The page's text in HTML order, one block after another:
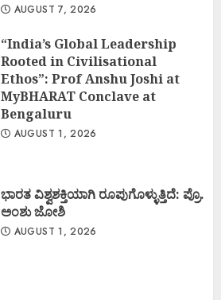
AUGUST 7, 2026
“India’s Global Leadership
Rooted in Civilisational
Ethos”: Prof Anshu Joshi at
MyBHARAT Conclave at
Bengaluru
AUGUST 1, 2026
ಭಾರತ ವಿಶ್ವಶಕ್ತಿಯಾಗಿ ರೂಪುಗೊಳ್ಳುತ್ತಿದೆ: ಪ್ರೊ.
ಅಂಶು ಜೋಶಿ
AUGUST 1, 2026